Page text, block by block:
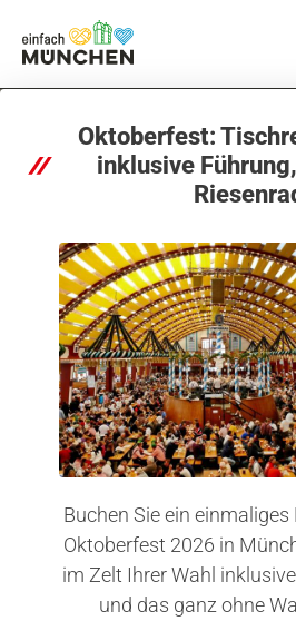
Oktoberfest:
inklusive
Buchen Sie ein einmaliges
Oktoberfest 2026 in
im Zelt Ihrer Wahl
und das ganz ohne
Die schönsten
Überblick
Die